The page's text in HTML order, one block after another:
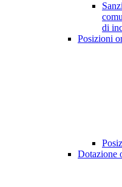
di
Posizioni
Dotazione